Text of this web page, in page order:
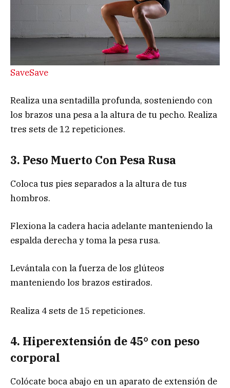
SaveSave
Realiza una sentadilla profunda, sosteniendo con
los brazos una pesa a la altura de tu pecho. Realiza
tres sets de 12 repeticiones.
3. Peso Muerto Con Pesa Rusa
Coloca tus pies separados a la altura de tus
hombros.
Flexiona la cadera hacia adelante manteniendo la
espalda derecha y toma la pesa rusa.
Levántala con la fuerza de los glúteos
manteniendo los brazos estirados.
Realiza 4 sets de 15 repeticiones.
4. Hiperextensión de 45° con peso
corporal
Colócate boca abajo en un aparato de extensión de